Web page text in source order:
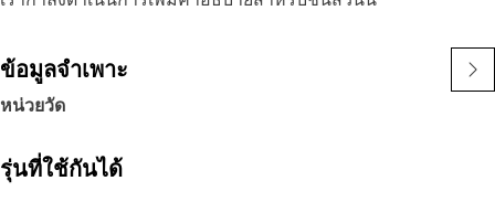
ข้อมูลจำเพาะ
หน่วยวัด
รุ่นที่ใช้กันได้